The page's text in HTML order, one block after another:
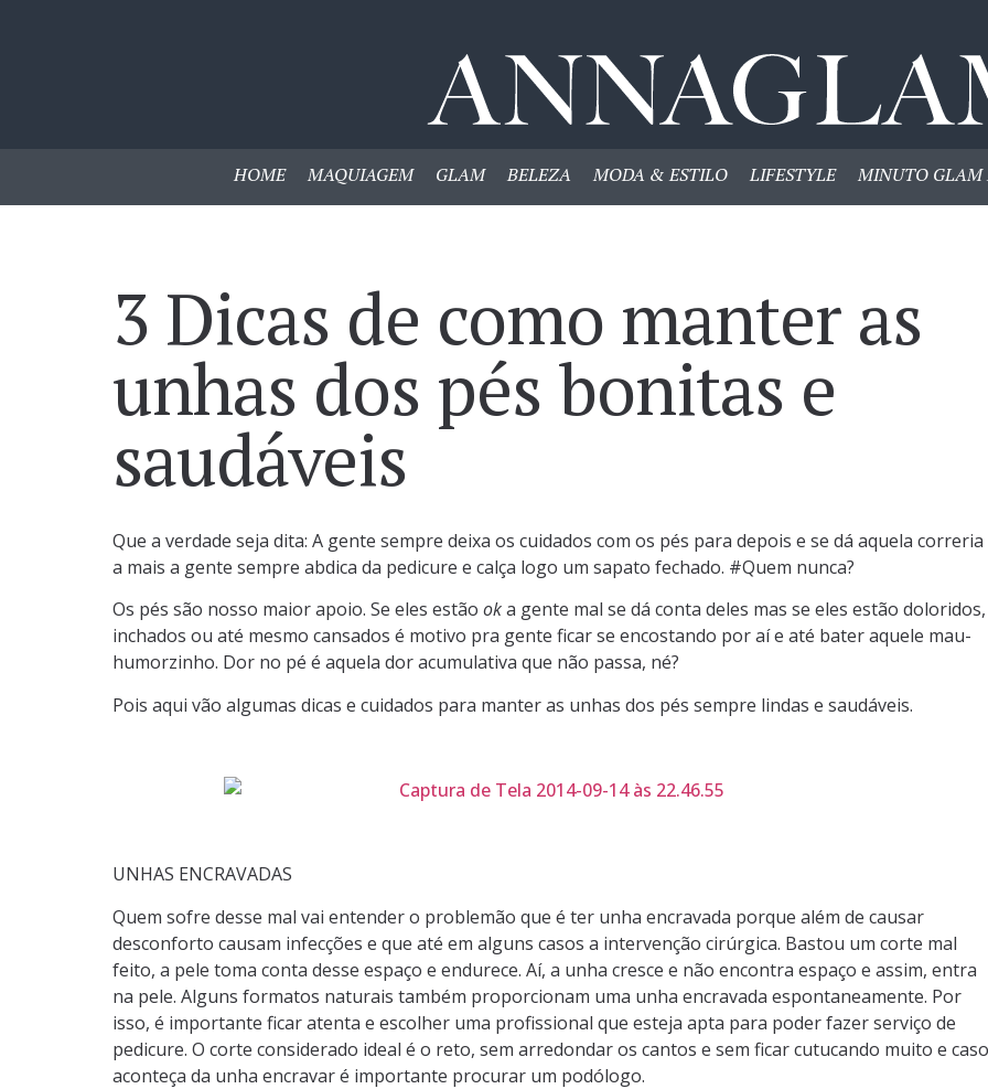
HOME MAQUIAGEM GLAM BELEZA MODA & ESTILO LIFESTYLE MINUTO GLAM
3 Dicas de como manter as
unhas dos pés bonitas e
saudáveis
Que a verdade seja dita: A gente sempre deixa os cuidados com os pés para depois e se dá aquela correria
a mais a gente sempre abdica da pedicure e calça logo um sapato fechado. #Quem nunca?
Os pés são nosso maior apoio. Se eles estão oka gente mal se dá conta deles mas se eles estão doloridos,
inchados ou até mesmo cansados é motivo pra gente ficar se encostando por aí e até bater aquele mau-
humorzinho. Dor no pé é aquela dor acumulativa que não passa, né?
Pois aqui vão algumas dicas e cuidados para manter as unhas dos pés sempre lindas e saudáveis.
UNHAS ENCRAVADAS
Quem sofre desse mal vai entender o problemão que é ter unha encravada porque além de causar
desconforto causam infecções e que até em alguns casos a intervenção cirúrgica. Bastou um corte mal
feito, a pele toma conta desse espaço e endurece. Aí, a unha cresce e não encontra espaço e assim, entra
na pele. Alguns formatos naturais também proporcionam uma unha encravada espontaneamente. Por
isso, é importante ficar atenta e escolher uma profissional que esteja apta para poder fazer serviço de
pedicure. O corte considerado ideal é o reto, sem arredondar os cantos e sem ficar cutucando muito e caso
aconteça da unha encravar é importante procurar um podólogo.